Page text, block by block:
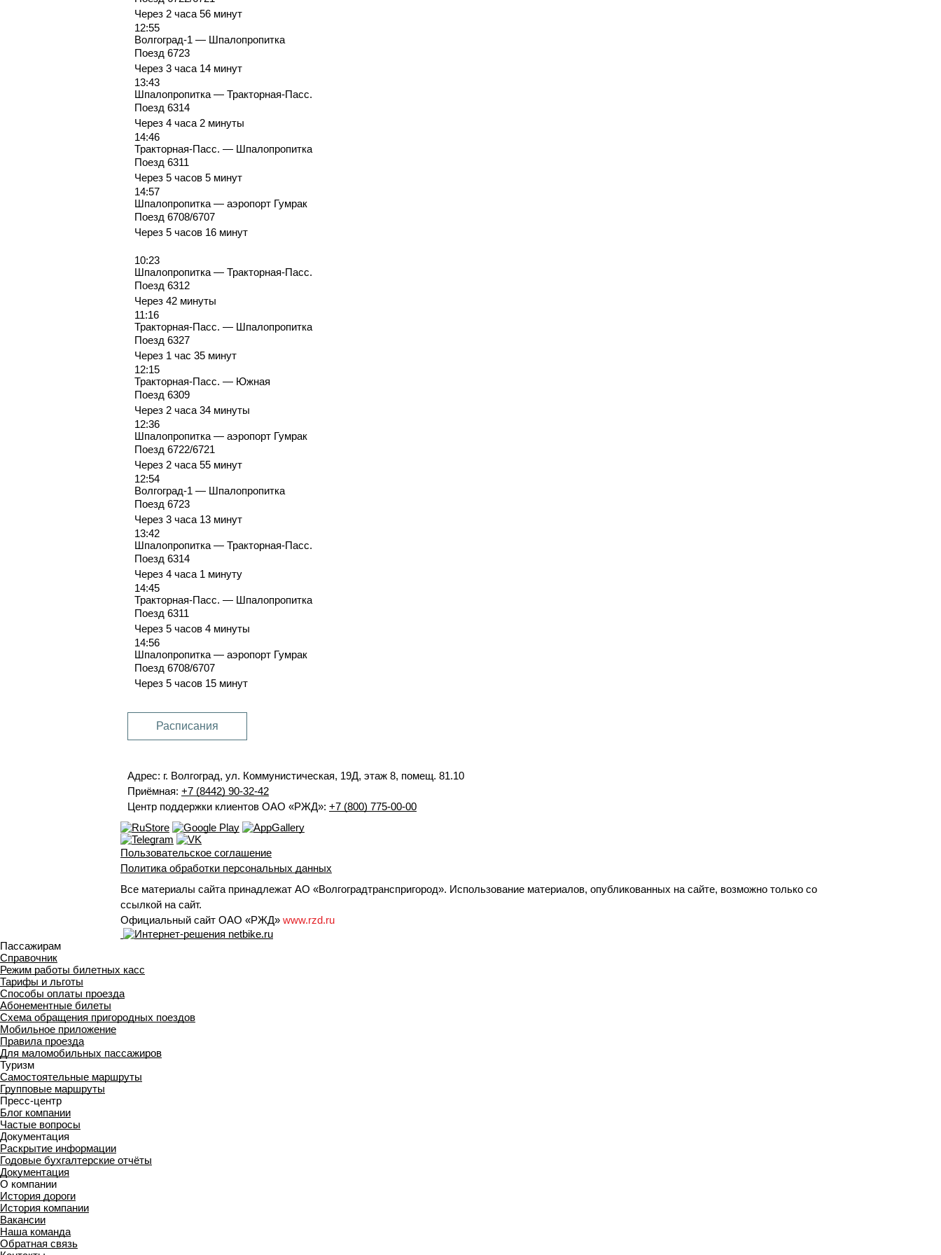
Через 2 часа 56 минут
12:55
Волгоград-1 — Шпалопропитка
Поезд 6723
Через 3 часа 14 минут
13:43
Шпалопропитка — Тракторная-Пасс.
Поезд 6314
Через 4 часа 2 минуты
14:46
Тракторная-Пасс. — Шпалопропитка
Поезд 6311
Через 5 часов 5 минут
14:57
Шпалопропитка — аэропорт Гумрак
Поезд 6708/6707
Через 5 часов 16 минут
10:23
Шпалопропитка — Тракторная-Пасс.
Поезд 6312
Через 42 минуты
11:16
Тракторная-Пасс. — Шпалопропитка
Поезд 6327
Через 1 час 35 минут
12:15
Тракторная-Пасс. — Южная
Поезд 6309
Через 2 часа 34 минуты
12:36
Шпалопропитка — аэропорт Гумрак
Поезд 6722/6721
Через 2 часа 55 минут
12:54
Волгоград-1 — Шпалопропитка
Поезд 6723
Через 3 часа 13 минут
13:42
Шпалопропитка — Тракторная-Пасс.
Поезд 6314
Через 4 часа 1 минуту
14:45
Тракторная-Пасс. — Шпалопропитка
Поезд 6311
Через 5 часов 4 минуты
14:56
Шпалопропитка — аэропорт Гумрак
Поезд 6708/6707
Через 5 часов 15 минут
Расписания
Адрес: г. Волгоград, ул. Коммунистическая, 19Д, этаж 8, помещ. 81.10
Приёмная: +7 (8442) 90-32-42
Центр поддержки клиентов ОАО «РЖД»: +7 (800) 775-00-00
Пользовательское соглашение
Политика обработки персональных данных
Все материалы сайта принадлежат АО «Волгоградтранспригород». Использование материалов, опубликованных на сайте, возможно только со
ссылкой на сайт.
Официальный сайт ОАО «РЖД» www.rzd.ru
Пассажирам
Справочник
Режим работы билетных касс
Тарифы и льготы
Способы оплаты проезда
Абонементные билеты
Схема обращения пригородных поездов
Мобильное приложение
Правила проезда
Для маломобильных пассажиров
Туризм
Самостоятельные маршруты
Групповые маршруты
Пресс-центр
Блог компании
Частые вопросы
Документация
Раскрытие информации
Годовые бухгалтерские отчёты
Документация
О компании
История дороги
История компании
Вакансии
Наша команда
Обратная связь